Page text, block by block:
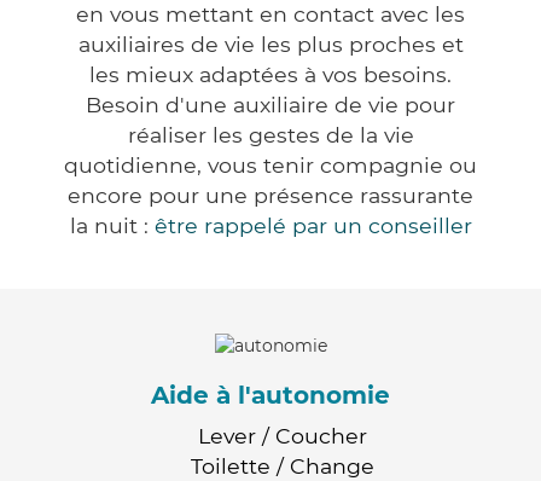
en vous mettant en contact avec les
auxiliaires de vie les plus proches et
les mieux adaptées à vos besoins.
Besoin d'une auxiliaire de vie pour
réaliser les gestes de la vie
quotidienne, vous tenir compagnie ou
encore pour une présence rassurante
la nuit : être rappelé par un conseiller
Aide à l'autonomie
Lever / Coucher
Toilette / Change